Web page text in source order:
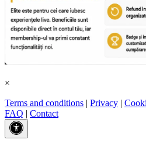
×
Terms and conditions | Privacy |
FAQ | Contact